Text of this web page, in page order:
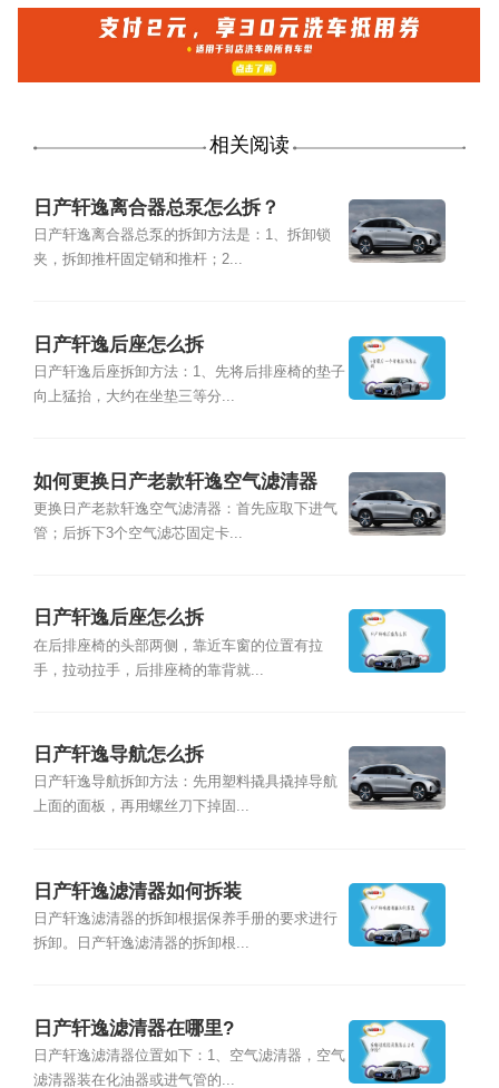
相关阅读
日产轩逸离合器总泵怎么拆？
日产轩逸离合器总泵的拆卸方法是：1、拆卸锁
夹，拆卸推杆固定销和推杆；2...
日产轩逸后座怎么拆
日产轩逸后座拆卸方法：1、先将后排座椅的垫子
向上猛抬，大约在坐垫三等分...
如何更换日产老款轩逸空气滤清器
更换日产老款轩逸空气滤清器：首先应取下进气
管；后拆下3个空气滤芯固定卡...
日产轩逸后座怎么拆
在后排座椅的头部两侧，靠近车窗的位置有拉
手，拉动拉手，后排座椅的靠背就...
日产轩逸导航怎么拆
日产轩逸导航拆卸方法：先用塑料撬具撬掉导航
上面的面板，再用螺丝刀下掉固...
日产轩逸滤清器如何拆装
日产轩逸滤清器的拆卸根据保养手册的要求进行
拆卸。日产轩逸滤清器的拆卸根...
日产轩逸滤清器在哪里?
日产轩逸滤清器位置如下：1、空气滤清器，空气
滤清器装在化油器或进气管的...